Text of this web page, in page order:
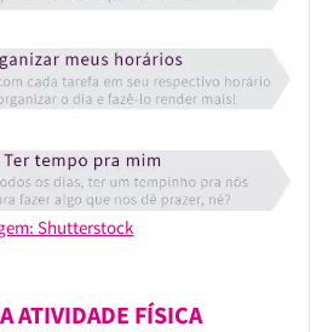
Shutterstock
ATIVIDADE FÍSICA